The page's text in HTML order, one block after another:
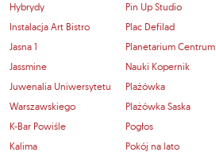
Hybrydy
Instalacja Art Bistro
Jasna 1
Jassmine
Juwenalia Uniwersytetu
Warszawskiego
K-Bar Powiśle
Kalima
Pin Up Studio
Plac Defilad
Planetarium Centrum
Nauki Kopernik
Plażówka
Plażówka Saska
Pogłos
Pokój na lato